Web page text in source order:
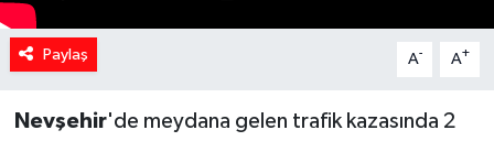
Paylaş A- A+
Nevşehir'de meydana gelen trafik kazasında 2